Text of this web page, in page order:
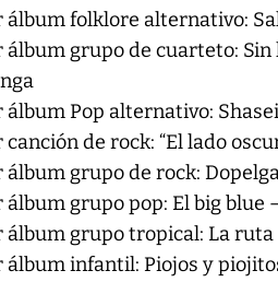
álbum folklore alternativo:
álbum grupo de cuarteto: Sin
álbum Pop alternativo:
canción de rock: “El lado
álbum grupo de rock:
álbum grupo pop: El big blue
álbum grupo tropical: La ruta
álbum infantil: Piojos y